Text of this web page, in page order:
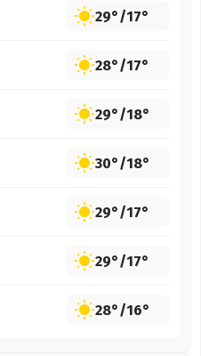
29°/17°
28°/17°
29°/18°
30°/18°
29°/17°
29°/17°
28°/16°